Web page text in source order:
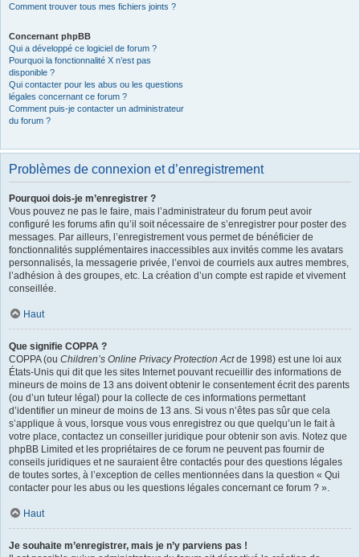
Comment trouver tous mes fichiers joints ?
Concernant phpBB
Qui a développé ce logiciel de forum ?
Pourquoi la fonctionnalité X n’est pas
disponible ?
Qui contacter pour les abus ou les questions
légales concernant ce forum ?
Comment puis-je contacter un administrateur
du forum ?
Problèmes de connexion et d’enregistrement
Pourquoi dois-je m’enregistrer ?
Vous pouvez ne pas le faire, mais l’administrateur du forum peut avoir
configuré les forums afin qu’il soit nécessaire de s’enregistrer pour poster des
messages. Par ailleurs, l’enregistrement vous permet de bénéficier de
fonctionnalités supplémentaires inaccessibles aux invités comme les avatars
personnalisés, la messagerie privée, l’envoi de courriels aux autres membres,
l’adhésion à des groupes, etc. La création d’un compte est rapide et vivement
conseillée.
Haut
Que signifie COPPA ?
COPPA (ou Children’s Online Privacy Protection Actde 1998) est une loi aux
États-Unis qui dit que les sites Internet pouvant recueillir des informations de
mineurs de moins de 13 ans doivent obtenir le consentement écrit des parents
(ou d’un tuteur légal) pour la collecte de ces informations permettant
d’identifier un mineur de moins de 13 ans. Si vous n’êtes pas sûr que cela
s’applique à vous, lorsque vous vous enregistrez ou que quelqu’un le fait à
votre place, contactez un conseiller juridique pour obtenir son avis. Notez que
phpBB Limited et les propriétaires de ce forum ne peuvent pas fournir de
conseils juridiques et ne sauraient être contactés pour des questions légales
de toutes sortes, à l’exception de celles mentionnées dans la question « Qui
contacter pour les abus ou les questions légales concernant ce forum ? ».
Haut
Je souhaite m’enregistrer, mais je n’y parviens pas !